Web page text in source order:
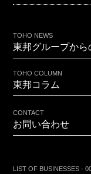
TOHO NEWS
東邦グループから
TOHO COLUMN
東邦コラム
CONTACT
お問い合わせ
LIST OF BUSINESSES -